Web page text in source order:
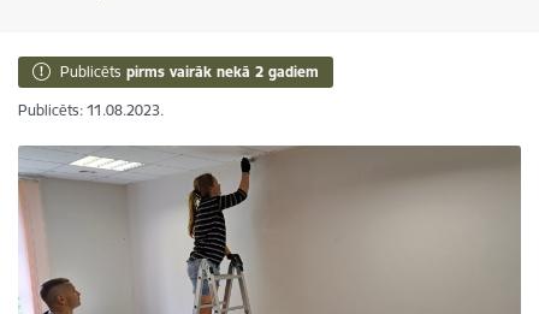
Publicēts pirms vairāk nekā 2 gadiem
Publicēts: 11.08.2023.